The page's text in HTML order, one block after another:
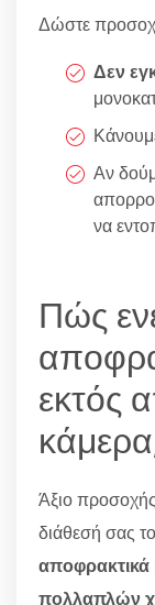
Δώστε
Δεν
Αν
να
Πώς
εκτός
Άξιο προσοχής
διάθεσή σας το
πολλαπλών